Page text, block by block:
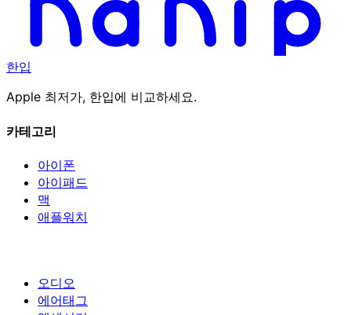
한입
Apple 최저가, 한입에 비교하세요.
카테고리
아이폰
아이패드
맥
애플워치
오디오
에어태그